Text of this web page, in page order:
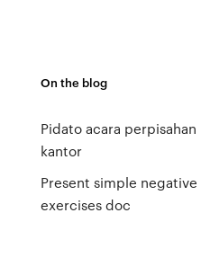
On the blog
Pidato acara perpisahan
kantor
Present simple negative
exercises doc